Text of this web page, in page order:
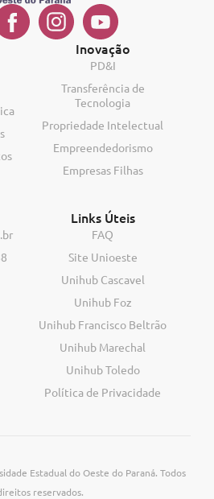
Inovação
PD&I
Transferência de
Tecnologia
Propriedade Intelectual
Empreendedorismo
Empresas Filhas
Links Úteis
FAQ
Site Unioeste
Unihub Cascavel
Unihub Foz
Unihub Francisco Beltrão
Unihub Marechal
Unihub Toledo
Política de Privacidade
Estadual do Oeste do Paraná. Todos
reservados.